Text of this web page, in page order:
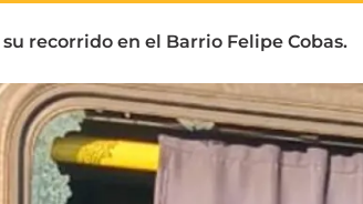
recorrido en el Barrio Felipe Cobas.